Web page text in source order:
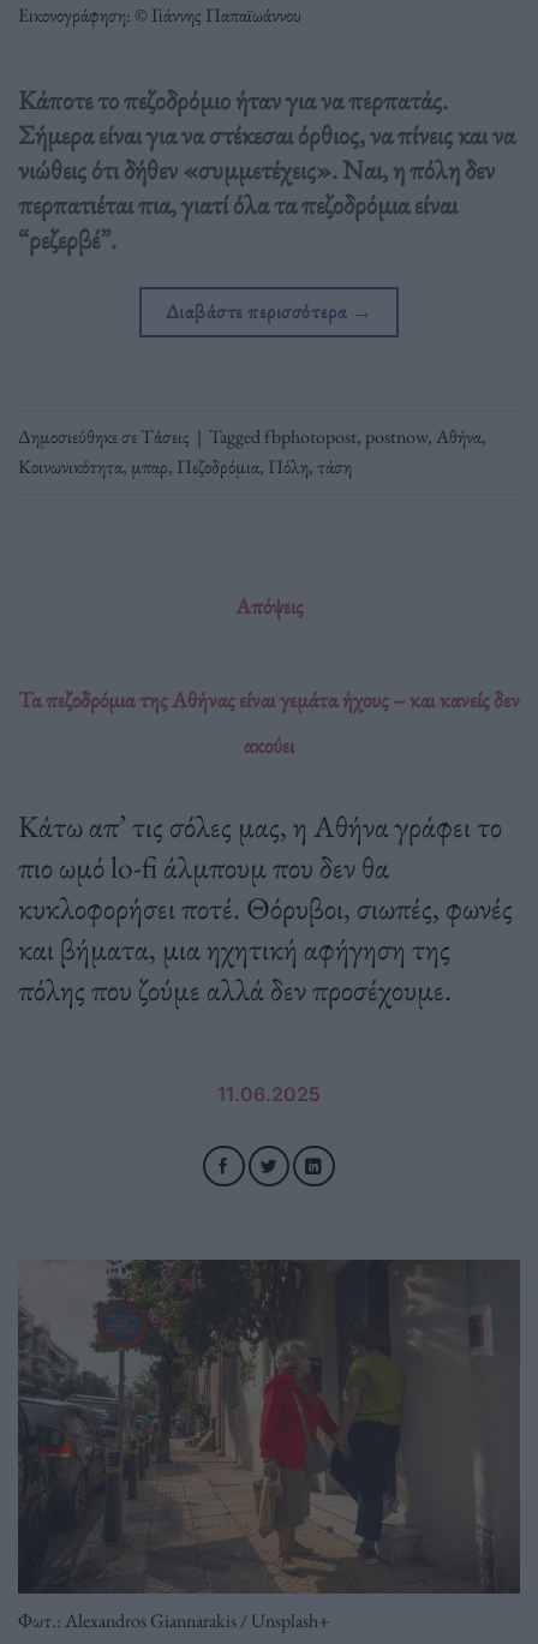
Εικονογράφηση: © Γιάννης Παπαϊωάννου
Κάποτε το πεζοδρόμιο ήταν για να περπατάς.
Σήμερα είναι για να στέκεσαι όρθιος, να πίνεις και να
νιώθεις ότι δήθεν «συμμετέχεις». Ναι, η πόλη δεν
περπατιέται πια, γιατί όλα τα πεζοδρόμια είναι
“ρεζερβέ”.
Διαβάστε περισσότερα →
Δημοσιεύθηκε σεΤάσεις | Taggedfbphotopost, postnow,Αθήνα,
Κοινωνικότητα, μπαρ, Πεζοδρόμια, Πόλη,τάση
Απόψεις
Τα πεζοδρόμια της Αθήνας είναι γεμάτα ήχους – και κανείς δεν
ακούει
Κάτω απ’ τις σόλες μας, η Αθήνα γράφει το
πιο ωμό lo-fi άλμπουμ που δεν θα
κυκλοφορήσει ποτέ. Θόρυβοι, σιωπές, φωνές
και βήματα, μια ηχητική αφήγηση της
πόλης που ζούμε αλλά δεν προσέχουμε.
11.06.2025
Φωτ.: Alexandros Giannarakis / Unsplash+